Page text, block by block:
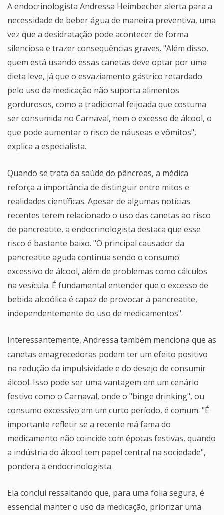
A endocrinologista Andressa Heimbecher alerta para a
necessidade de beber água de maneira preventiva, uma
vez que a desidratação pode acontecer de forma
silenciosa e trazer consequências graves. "Além disso,
quem está usando essas canetas deve optar por uma
dieta leve, já que o esvaziamento gástrico retardado
pelo uso da medicação não suporta alimentos
gordurosos, como a tradicional feijoada que costuma
ser consumida no Carnaval, nem o excesso de álcool, o
que pode aumentar o risco de náuseas e vômitos",
explica a especialista.
Quando se trata da saúde do pâncreas, a médica
reforça a importância de distinguir entre mitos e
realidades científicas. Apesar de algumas notícias
recentes terem relacionado o uso das canetas ao risco
de pancreatite, a endocrinologista destaca que esse
risco é bastante baixo. "O principal causador da
pancreatite aguda continua sendo o consumo
excessivo de álcool, além de problemas como cálculos
na vesícula. É fundamental entender que o excesso de
bebida alcoólica é capaz de provocar a pancreatite,
independentemente do uso de medicamentos".
Interessantemente, Andressa também menciona que as
canetas emagrecedoras podem ter um efeito positivo
na redução da impulsividade e do desejo de consumir
álcool. Isso pode ser uma vantagem em um cenário
festivo como o Carnaval, onde o "binge drinking", ou
consumo excessivo em um curto período, é comum. "É
importante refletir se a recente má fama do
medicamento não coincide com épocas festivas, quando
a indústria do álcool tem papel central na sociedade",
pondera a endocrinologista.
Ela conclui ressaltando que, para uma folia segura, é
essencial manter o uso da medicação, priorizar uma